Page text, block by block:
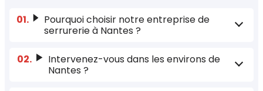
Pourquoi choisir notre entreprise de
serrurerie à Nantes ?
Intervenez-vous dans les environs de
Nantes ?